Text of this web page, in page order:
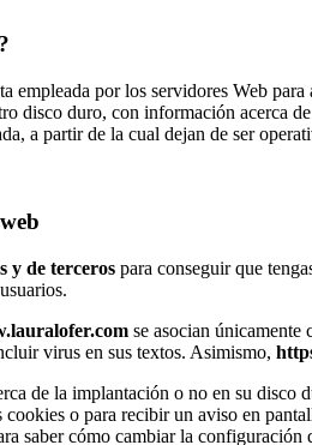
empleada por los servidores Web
disco duro, con información acerca
a partir de la cual dejan de ser
y de terceros para conseguir que
se asocian
virus en sus textos. Asimismo,
de la implantación o no en su disco
cookies o para recibir un aviso en
saber cómo cambiar la configuración